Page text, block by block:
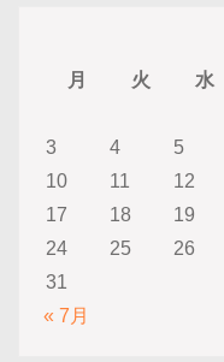
月
火 水
3
4 5
10
11 12
17
18 19
24
25 26
31
« 7月